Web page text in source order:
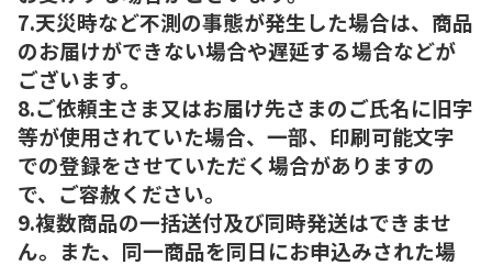
7.天災時など不測の事態が発生した場合は、商品
のお届けができない場合や遅延する場合などが
ございます。
8.ご依頼主さま又はお届け先さまのご氏名に旧字
等が使用されていた場合、一部、印刷可能文字
での登録をさせていただく場合がありますの
で、ご容赦ください。
9.複数商品の一括送付及び同時発送はできませ
ん。また、同一商品を同日にお申込みされた場